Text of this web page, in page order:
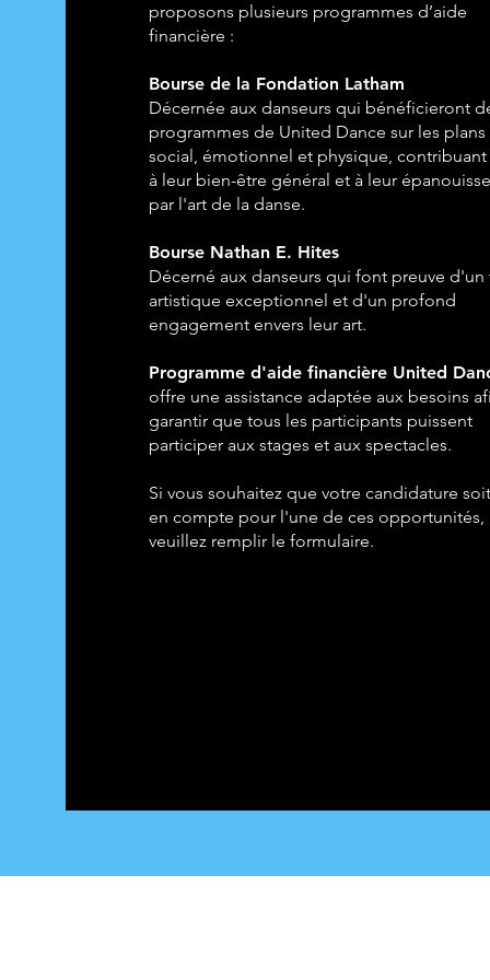
proposons plusieurs programmes d’aide
financière :
Bourse de la Fondation Latham
Décernée aux danseurs qui bénéficieront
programmes de United Dance sur les plans
social, émotionnel et physique, contribuant
à leur bien-être général et à leur
par l'art de la danse.
Bourse Nathan E. Hites
Décerné aux danseurs qui font preuve d'un
artistique exceptionnel et d'un profond
engagement envers leur art.
Programme d'aide financière United
offre une assistance adaptée aux besoins
garantir que tous les participants puissent
participer aux stages et aux spectacles.
Si vous souhaitez que votre candidature
en compte pour l'une de ces opportunités,
veuillez remplir le formulaire.